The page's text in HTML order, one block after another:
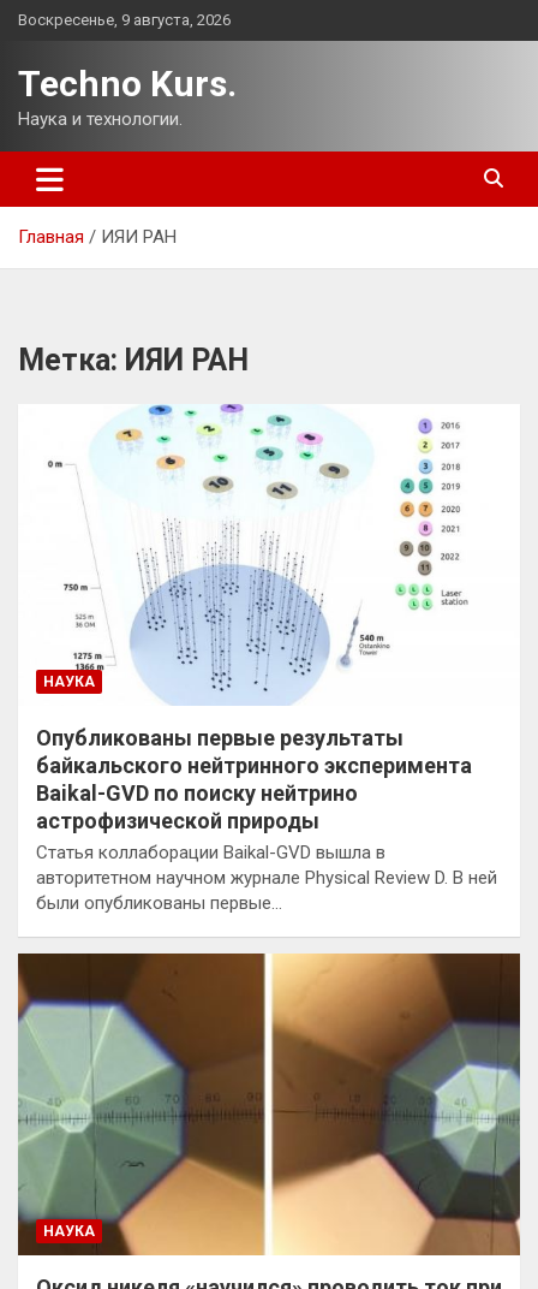
Перейти
Воскресенье, 9 августа, 2026
Techno Kurs.
Наука и технологии.
Главная ИЯИ РАН
Метка: ИЯИ РАН
НАУКА
Опубликованы первые результаты
байкальского нейтринного эксперимента
Baikal-GVD по поиску нейтрино
астрофизической природы
Статья коллаборации Baikal-GVD вышла в
авторитетном научном журнале Physical Review D. В ней
были опубликованы первые…
НАУКА